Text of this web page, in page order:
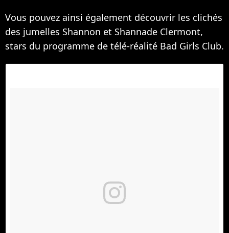
Vous pouvez ainsi également découvrir les clichés
des jumelles Shannon et Shannade Clermont,
stars du programme de télé-réalité Bad Girls Club.